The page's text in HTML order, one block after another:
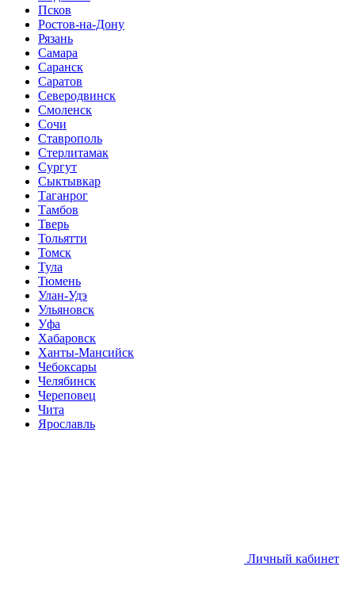
Псков
Ростов-на-Дону
Рязань
Самара
Саранск
Саратов
Северодвинск
Смоленск
Сочи
Ставрополь
Стерлитамак
Сургут
Сыктывкар
Таганрог
Тамбов
Тверь
Тольятти
Томск
Тула
Тюмень
Улан-Удэ
Ульяновск
Уфа
Хабаровск
Ханты-Мансийск
Чебоксары
Челябинск
Череповец
Чита
Ярославль
Личный кабинет